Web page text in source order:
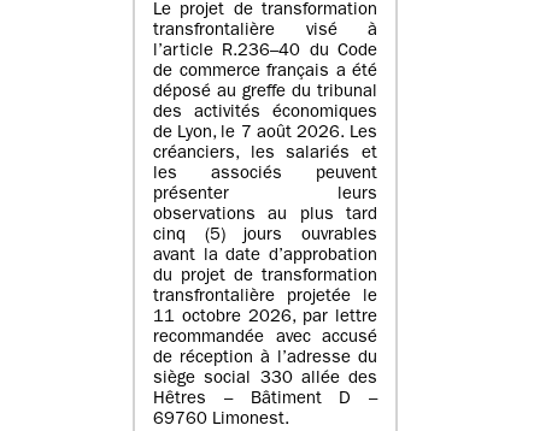
Le projet de transformation
transfrontalière visé à
l’article R.236–40 du Code
de commerce français a été
déposé au greffe du tribunal
des activités économiques
de Lyon, le 7 août 2026. Les
créanciers, les salariés et
les associés peuvent
présenter leurs
observations au plus tard
cinq (5) jours ouvrables
avant la date d’approbation
du projet de transformation
transfrontalière projetée le
11 octobre 2026, par lettre
recommandée avec accusé
de réception à l’adresse du
siège social 330 allée des
Hêtres – Bâtiment D –
69760 Limonest.